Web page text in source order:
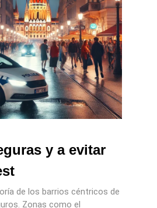
y a evitar
de los barrios céntricos de
Zonas como el